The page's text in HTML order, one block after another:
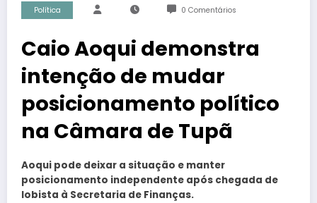
Política 0 Comentários
Caio Aoqui demonstra
intenção de mudar
posicionamento político
na Câmara de Tupã
Aoqui pode deixar a situação e manter
posicionamento independente após chegada de
lobista à Secretaria de Finanças.